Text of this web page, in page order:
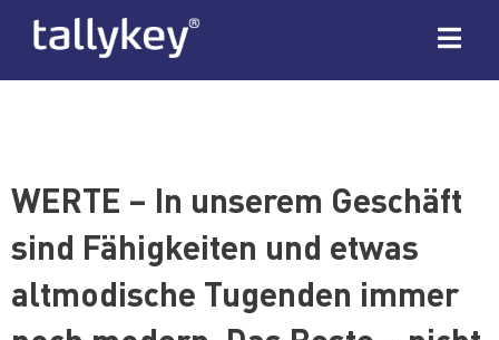
WERTE – In unserem Geschäft
sind Fähigkeiten und etwas
altmodische Tugenden immer